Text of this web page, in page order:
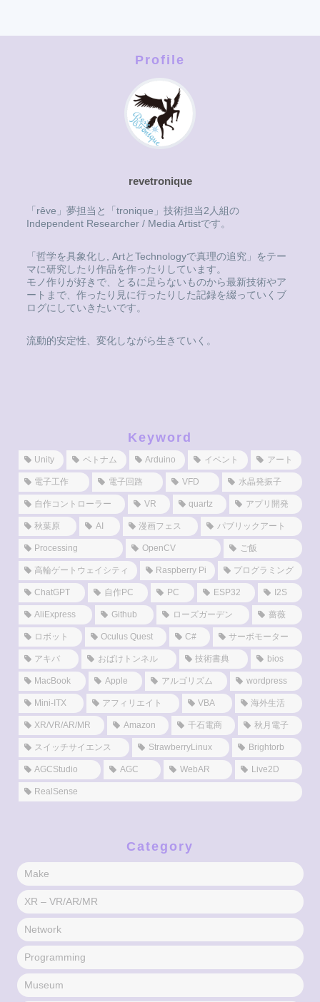
Profile
revetronique
「rêve」夢担当と「tronique」技術担当2人組の
Independent Researcher / Media Artistです。
「哲学を具象化し, ArtとTechnologyで真理の追究」をテー
マに研究したり作品を作ったりしています。
モノ作りが好きで、とるに足らないものから最新技術やア
ートまで、作ったり見に行ったりした記録を綴っていくブ
ログにしていきたいです。
流動的安定性、変化しながら生きていく。
Keyword
Unity ベトナム Arduino イベント アート
電子工作 電子回路 VFD 水晶発振子
自作コントローラー VR quartz アプリ開発
秋葉原 AI 漫画フェス パブリックアート
Processing OpenCV ご飯
高輪ゲートウェイシティ Raspberry Pi プログラミング
ChatGPT 自作PC PC ESP32 I2S
AliExpress Github ローズガーデン 薔薇
ロボット Oculus Quest C# サーボモーター
アキバ おばけトンネル 技術書典 bios
MacBook Apple アルゴリズム wordpress
Mini-ITX アフィリエイト VBA 海外生活
XR/VR/AR/MR Amazon 千石電商 秋月電子
スイッチサイエンス StrawberryLinux Brightorb
AGCStudio AGC WebAR Live2D
RealSense
Category
Make
XR – VR/AR/MR
Network
Programming
Museum